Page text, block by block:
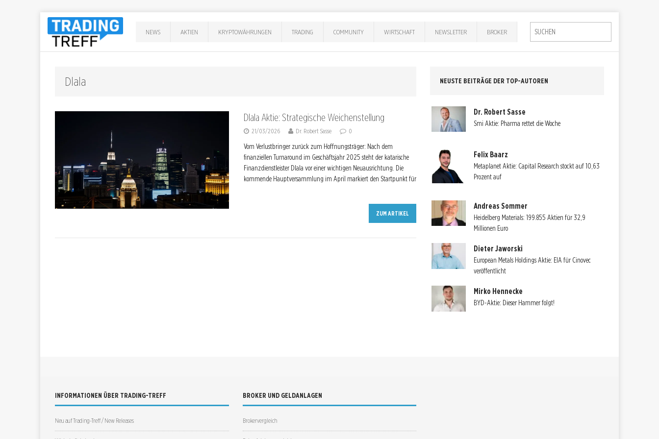
NEWS AKTIEN KRYPTOWÄHRUNGEN TRADING COMMUNITY WIRTSCHAFT NEWSLETTER BROKER
Dlala
Dlala Aktie: Strategische Weichenstellung
21/03/2026 Dr. Robert Sasse 0
Vom Verlustbringer zurück zum Hoffnungsträger: Nach dem
finanziellen Turnaround im Geschäftsjahr 2025 steht der katarische
Finanzdienstleister Dlala vor einer wichtigen Neuausrichtung. Die
kommende Hauptversammlung im April markiert den Startpunkt für
ZUM ARTIKEL
NEUSTE BEITRÄGE DER TOP-AUTOREN
Dr. Robert Sasse
Smi Aktie: Pharma rettet die Woche
Felix Baarz
Metaplanet Aktie: Capital Research stockt auf 10,63
Prozent auf
Andreas Sommer
Heidelberg Materials: 199.855 Aktien für 32,9
Millionen Euro
Dieter Jaworski
European Metals Holdings Aktie: EIA für Cinovec
veröffentlicht
Mirko Hennecke
BYD-Aktie: Dieser Hammer folgt!
INFORMATIONEN ÜBER TRADING-TREFF
Neu auf Trading-Treff / New Releases
BROKER UND GELDANLAGEN
Brokervergleich